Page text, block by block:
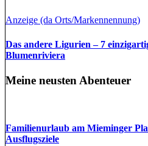
Anzeige (da Orts/Markennennung)
Das andere Ligurien – 7
Blumenriviera
Meine neusten Abenteuer
Familienurlaub am Mieminger
Ausflugsziele